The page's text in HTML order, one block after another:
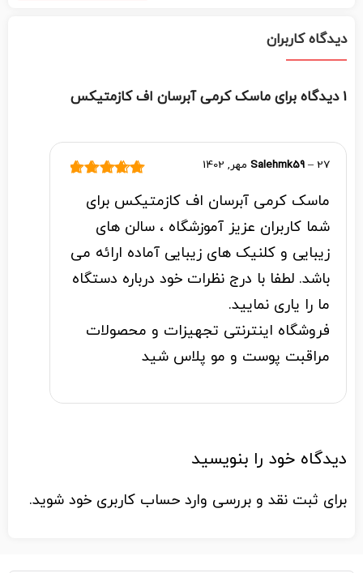
دیدگاه کاربران
1 دیدگاه برای ماسک کرمی آبرسان اف کازمتیکس
Salehmk59 – 27 مهر, 1402
ماسک کرمی آبرسان اف کازمتیکس برای
شما کاربران عزیز آموزشگاه ، سالن های
زیبایی و کلنیک های زیبایی آماده ارائه می
باشد. لطفا با درج نظرات خود درباره دستگاه
ما را یاری نمایید.
فروشگاه اینترنتی تجهیزات و محصولات
مراقبت پوست و مو پلاس شید
دیدگاه خود را بنویسید
برای ثبت نقد و بررسی وارد حساب کاربری خود شوید.